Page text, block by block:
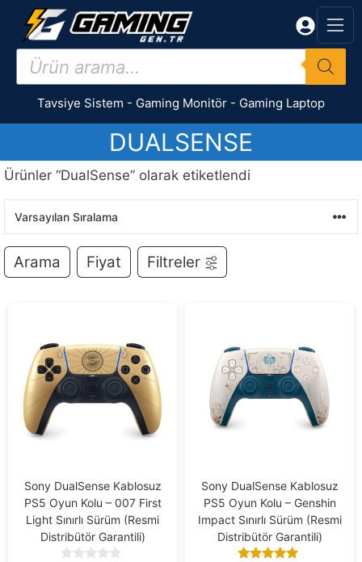
İçeriğe
Products
search
Tavsiye Sistem - Gaming Monitör - Gaming Laptop
DUALSENSE
Ürünler “DualSense” olarak etiketlendi
Arama Fiyat Filtreler
Sony DualSense Kablosuz
PS5 Oyun Kolu – 007 First
Light Sınırlı Sürüm (Resmi
Distribütör Garantili)
Sony DualSense Kablosuz
PS5 Oyun Kolu – Genshin
Impact Sınırlı Sürüm (Resmi
Distribütör Garantili)